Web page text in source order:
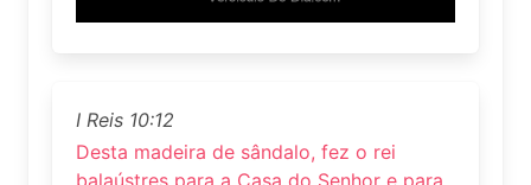
I Reis 10:12
Desta madeira de sândalo, fez o rei